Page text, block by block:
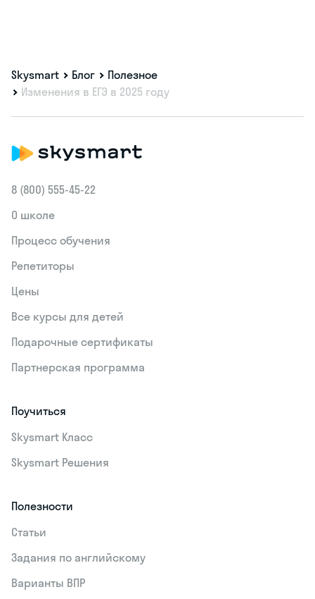
Skysmart Блог
Полезное
Изменения в ЕГЭ в 2025 году
8 (800) 555‑45-22
О школе
Процесс обучения
Репетиторы
Цены
Все курсы для детей
Подарочные сертификаты
Партнерская программа
Поучиться
Skysmart Класс
Skysmart Решения
Полезности
Статьи
Задания по английскому
Варианты ВПР